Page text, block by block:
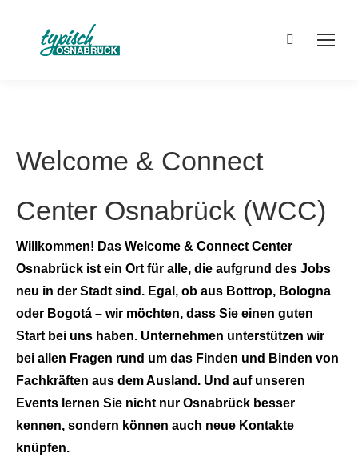
Search:
Welcome & Connect
Center Osnabrück (WCC)
Willkommen! Das Welcome & Connect Center
Osnabrück ist ein Ort für alle, die aufgrund des Jobs
neu in der Stadt sind. Egal, ob aus Bottrop, Bologna
oder Bogotá – wir möchten, dass Sie einen guten
Start bei uns haben. Unternehmen unterstützen wir
bei allen Fragen rund um das Finden und Binden von
Fachkräften aus dem Ausland. Und auf unseren
Events lernen Sie nicht nur Osnabrück besser
kennen, sondern können auch neue Kontakte
knüpfen.